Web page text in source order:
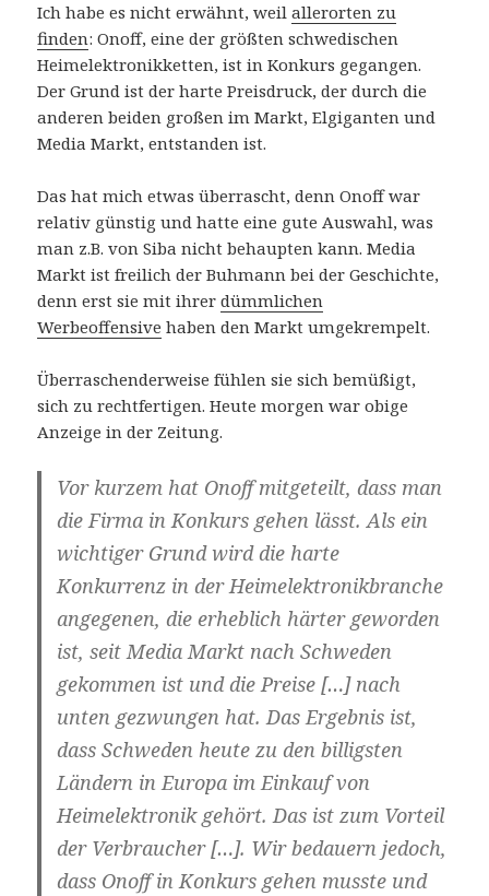
Ich habe es nicht erwähnt, weilallerorten zu
finden: Onoff, eine der größten schwedischen
Heimelektronikketten, ist in Konkurs gegangen.
Der Grund ist der harte Preisdruck, der durch die
anderen beiden großen im Markt, Elgiganten und
Media Markt, entstanden ist.
Das hat mich etwas überrascht, denn Onoff war
relativ günstig und hatte eine gute Auswahl, was
man z.B. von Siba nicht behaupten kann. Media
Markt ist freilich der Buhmann bei der Geschichte,
denn erst sie mit ihrerdümmlichen
Werbeoffensive haben den Markt umgekrempelt.
Überraschenderweise fühlen sie sich bemüßigt,
sich zu rechtfertigen. Heute morgen war obige
Anzeige in der Zeitung.
Vor kurzem hat Onoff mitgeteilt, dass man
die Firma in Konkurs gehen lässt. Als ein
wichtiger Grund wird die harte
Konkurrenz in der Heimelektronikbranche
angegenen, die erheblich härter geworden
ist, seit Media Markt nach Schweden
gekommen ist und die Preise […] nach
unten gezwungen hat. Das Ergebnis ist,
dass Schweden heute zu den billigsten
Ländern in Europa im Einkauf von
Heimelektronik gehört. Das ist zum Vorteil
der Verbraucher […]. Wir bedauern jedoch,
dass Onoff in Konkurs gehen musste und